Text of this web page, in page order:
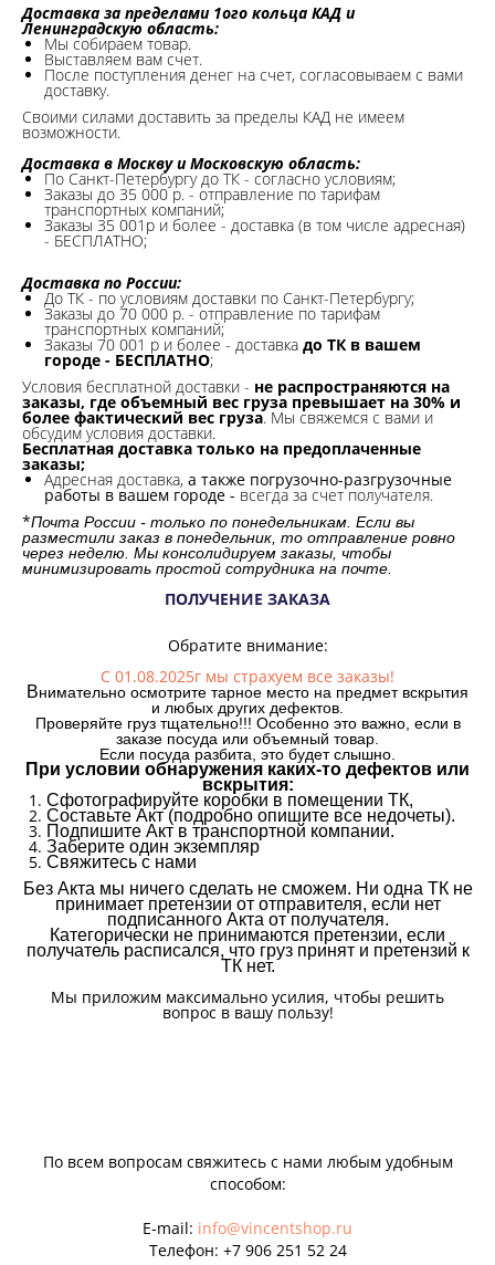
Доставка за пределами 1ого кольца КАД и
Ленинградскую область:
Мы собираем товар.
Выставляем вам счет.
После поступления денег на счет, согласовываем с вами
доставку.
Своими силами доставить за пределы КАД не имеем
возможности.​
Доставка в Москву и Московскую область:
По Санкт-Петербургу до ТК - согласно условиям;
Заказы до 35 000 р. - отправление по тарифам
транспортных компаний;
Заказы 35 001р и более - доставка (в том числе адресная)
- БЕСПЛАТНО;
Доставка по России:
До ТК - по условиям доставки по Санкт-Петербургу;
Заказы до 70 000 р. - отправление по тарифам
транспортных компаний;
Заказы 70 001 р и более - доставка до ТК в вашем
городе - БЕСПЛАТНО;
Условия бесплатной доставки - не распространяются на
заказы, где объемный вес груза превышает на 30% и
более фактический вес груза. Мы свяжемся с вами и
обсудим условия доставки.
Бесплатная доставка только на предоплаченные
заказы;
Адресная доставка, а также погрузочно-разгрузочные
работы в вашем городе - всегда за счет получателя.
*Почта России - только по понедельникам. Если вы
разместили заказ в понедельник, то отправление ровно
через неделю. Мы консолидируем заказы, чтобы
минимизировать простой сотрудника на почте.
ПОЛУЧЕНИЕ ЗАКАЗА
Обратите внимание:
С 01.08.2025г мы страхуем все заказы!
Внимательно осмотрите тарное место на предмет вскрытия
и любых других дефектов.
Проверяйте груз тщательно!!! Особенно это важно, если в
заказе посуда или объемный товар.
Если посуда разбита, это будет слышно.
При условии обнаружения каких-то дефектов или
вскрытия:
Сфотографируйте коробки в помещении ТК,
Составьте Акт (подробно опишите все недочеты).
Подпишите Акт в транспортной компании.
Заберите один экземпляр
Свяжитесь с нами
Без Акта мы ничего сделать не сможем. Ни одна ТК не
принимает претензии от отправителя, если нет
подписанного Акта от получателя.
Категорически не принимаются претензии, если
получатель расписался, что груз принят и претензий к
ТК нет.
Мы приложим максимально усилия, чтобы решить
вопрос в вашу пользу!
По всем вопросам свяжитесь с нами любым удобным
способом:
E-mail: info@vincentshop.ru
Телефон: +7 906 251 52 24